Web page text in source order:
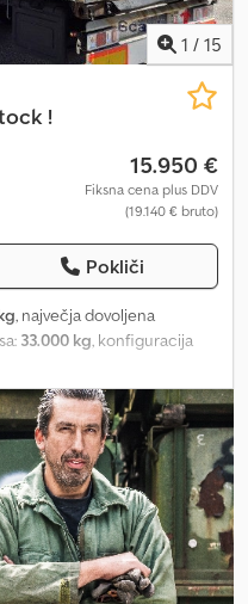
1 / 15
!
15.950 €
Fiksna cena plus DDV
(19.140 € bruto)
Pokliči
, največja dovoljena
33.000 kg, konfiguracija
kilometri:100 km, vrsta
masa: 7500 kg, dovoljena
tehnologija, elektronski
enota Thermoking TK
mere: D 13425 x Š 2511 x
čas dizelskega motorja:
tok: neznano. Debelina
pridržana možnost
simbolična in ne nujno